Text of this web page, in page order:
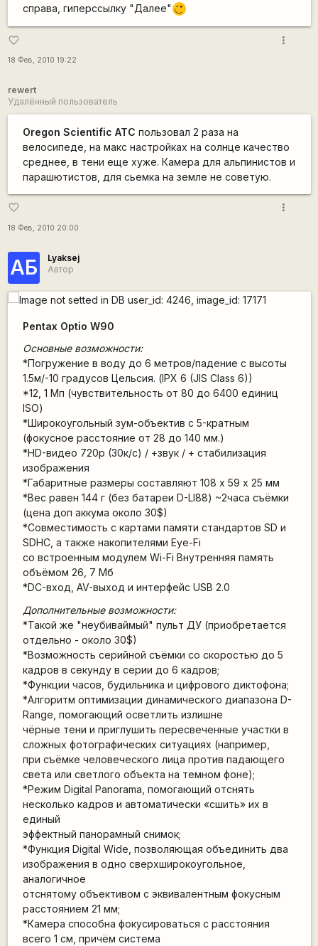
справа, гиперссылку "Далее" ;)
favorite_border
18 Фев, 2010 19:22
more_vert
rewert
Удалённый пользователь
Oregon Scientific ATC пользовал 2 раза на
велосипеде, на макс настройках на солнце качество
среднее, в тени еще хуже. Камера для альпинистов и
парашютистов, для сьемка на земле не советую.
favorite_border
18 Фев, 2010 20:00
more_vert
АБ
Lyaksej
Автор
Pentax Optio W90
Основные возможности:
*Погружение в воду до 6 метров/падение с высоты
1.5м/-10 градусов Цельсия. (IPX 6 (JIS Class 6))
*12, 1 Мп (чувствительность от 80 до 6400 единиц
ISO)
*Широкоугольный зум-объектив с 5-кратным
(фокусное расстояние от 28 до 140 мм.)
*HD-видео 720p (30к/с) / +звук / + стабилизация
изображения
*Габаритные размеры составляют 108 х 59 х 25 мм
*Вес равен 144 г (без батареи D-LI88) ~2часа съёмки
(цена доп аккума около 30$)
*Совместимость с картами памяти стандартов SD и
SDHC, а также накопителями Eye-Fi
со встроенным модулем Wi-Fi Внутренняя память
объёмом 26, 7 Мб
*DC-вход, AV-выход и интерфейс USB 2.0
Дополнительные возможности:
*Такой же "неубиваймый" пульт ДУ (приобретается
отдельно - около 30$)
*Возможность серийной съёмки со скоростью до 5
кадров в секунду в серии до 6 кадров;
*Функции часов, будильника и цифрового диктофона;
*Алгоритм оптимизации динамического диапазона D-
Range, помогающий осветлить излишне
чёрные тени и приглушить пересвеченные участки в
сложных фотографических ситуациях (например,
при съёмке человеческого лица против падающего
света или светлого объекта на темном фоне);
*Режим Digital Panorama, помогающий отснять
несколько кадров и автоматически «сшить» их в
единый
эффектный панорамный снимок;
*Функция Digital Wide, позволяющая объединить два
изображения в одно сверхширокоугольное,
аналогичное
отснятому объективом с эквивалентным фокусным
расстоянием 21 мм;
*Камера способна фокусироваться с расстояния
всего 1 см, причём система